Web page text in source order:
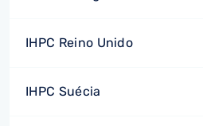
IHPC Reino Unido
IHPC Suécia